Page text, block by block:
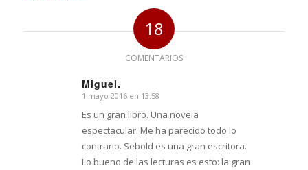
18
COMENTARIOS
Miguel.
Dice:
1 mayo 2016 en 13:58
Es un gran libro. Una novela
espectacular. Me ha parecido todo lo
contrario. Sebold es una gran escritora.
Lo bueno de las lecturas es esto: la gran